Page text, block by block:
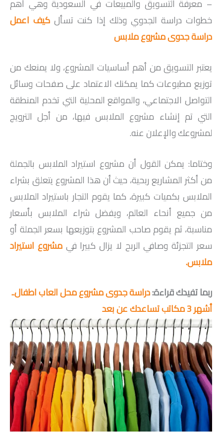
– معرفة التسويق والمبيعات في السعودية وهي أهم
خطوات دراسة الجدوي وذلك إذا كنت تسألكيف اعمل
دراسة جدوى مشروع ملابس
يعتبر التسويق من أهم أساسيات المشروع، ولا يمنعك من
توزيع مطبوعات كما يمكنك الاعتماد على صفحات وسائل
التواصل الاجتماعي، والمواقع المحلية التي تخدم المنطقة
التي تم إنشاء مشروع الملابس فيها، من أجل الترويج
لمشروعك والإعلان عنه.
وختاما: يمكن القول أن مشروع استيراد الملابس بالجملة
من أكثر المشاريع ربحية، حيث أن هذا المشروع يتعلق بشراء
الملابس بكميات كبيرة، كما يقوم التجار باستيراد الملابس
من جميع أنحاء العالم، ويفضل شراء الملابس بأسعار
مناسبة، ثم يقوم صاحب المشروع بتوزيعها بسعر الجملة أو
سعر التجزئة وصافي الربح لا يزال كبيرا في مشروع استيراد
ملابس.
ربما تفيدك قراءة:دراسة جدوى مشروع محل العاب اطفال..
أشهر 3 مكاتب تساعدك عن بعد